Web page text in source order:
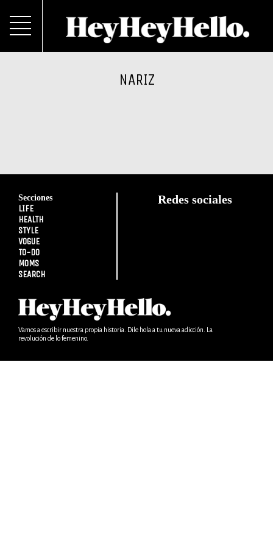
NARIZ
Secciones
LIFE
HEALTH
STYLE
VOGUE
TO-DO
MOMS
SEARCH
Redes sociales
Vamos a escribir nuestra propia historia. Dile hola a tu nueva adicción. La
revolución de lo femenino.